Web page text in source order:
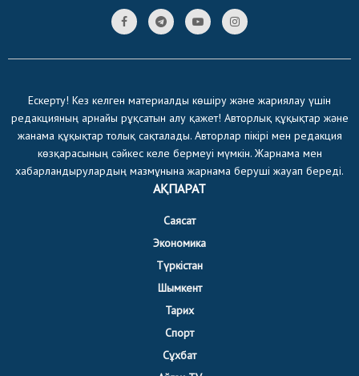
Ескерту! Кез келген материалды көшіру және жариялау үшін
редакцияның арнайы рұқсатын алу қажет! Авторлық құқықтар және
жанама құқықтар толық сақталады. Авторлар пікірі мен редакция
көзқарасының сәйкес келе бермеуі мүмкін. Жарнама мен
хабарландырулардың мазмұнына жарнама беруші жауап береді.
АҚПАРАТ
Саясат
Экономика
Түркістан
Шымкент
Тарих
Спорт
Сұхбат